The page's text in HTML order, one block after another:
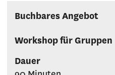
Buchbares Angebot
Workshop für Gruppen
Dauer